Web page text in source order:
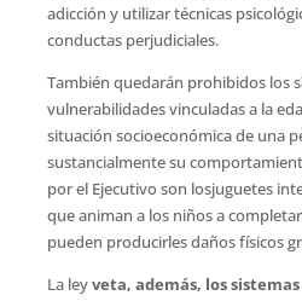
adicción y utilizar técnicas
conductas perjudiciales.
También quedarán prohibidos los
vulnerabilidades vinculadas a la
situación socioeconómica de una
sustancialmente su
por el Ejecutivo son losjuguetes
que animan a los niños a
pueden producirles daños físicos
La leyveta, además, los